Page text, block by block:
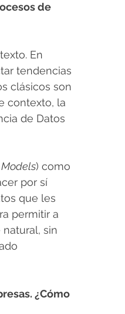
de
En
tendencias
clásicos son
contexto, la
de Datos
) como
por sí
que les
permitir a
sin
¿Cómo